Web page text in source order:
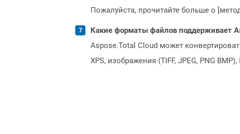
Пожалуйста, прочитайте больше о
Какие форматы файлов поддерживает
Aspose.Total Cloud может
XPS, изображения (TIFF, JPEG, PNG